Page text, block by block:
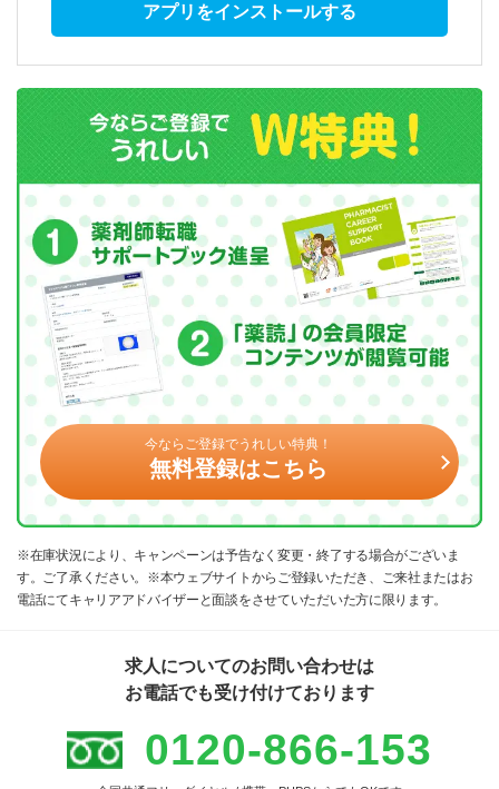
アプリをインストールする
今ならご登録でうれしい特典！
無料登録はこちら
※在庫状況により、キャンペーンは予告なく変更・終了する場合がございま
す。ご了承ください。※本ウェブサイトからご登録いただき、ご来社またはお
電話にてキャリアアドバイザーと面談をさせていただいた方に限ります。
求人についてのお問い合わせは
お電話でも受け付けております
0120-866-153